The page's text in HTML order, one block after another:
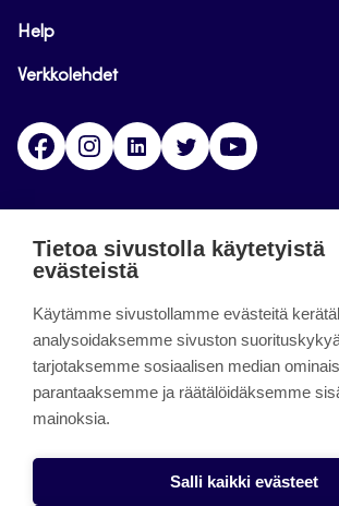
Help
Verkkolehdet
FacebookInstagramLinkedinTwitter
päättynyt 11.9.2023.
About the site
Käyttöehdot
Saavutettavuusseloste
Tietoa sivustolla käytetyistä
evästeistä
Käytämme sivustollamme evästeitä
analysoidaksemme sivuston
tarjotaksemme sosiaalisen median
parantaaksemme ja räätälöidäksemme
mainoksia.
Salli kaikki evästeet